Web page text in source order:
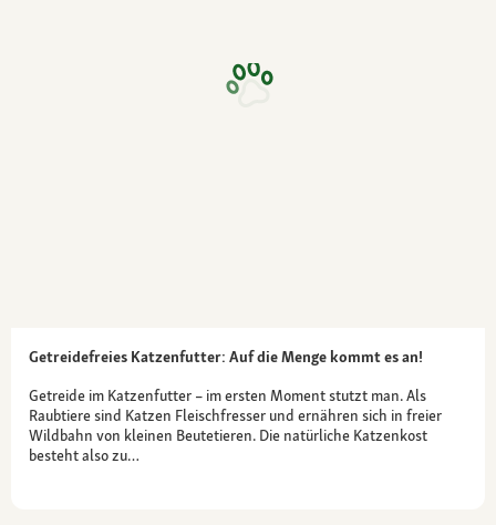
Getreidefreies Katzenfutter: Auf die Menge kommt es an!
Getreide im Katzenfutter – im ersten Moment stutzt man. Als
Raubtiere sind Katzen Fleischfresser und ernähren sich in freier
Wildbahn von kleinen Beutetieren. Die natürliche Katzenkost
besteht also zu…